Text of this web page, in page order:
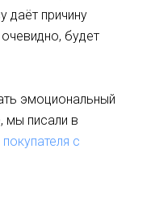
даёт причину
будет
эмоциональный
мы писали в
с